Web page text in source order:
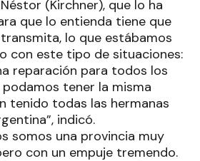
(Kirchner), que lo ha
que lo entienda tiene que
lo que estábamos
con este tipo de situaciones:
reparación para todos los
tener la misma
tenido todas las hermanas
indicó.
somos una provincia muy
con un empuje tremendo.